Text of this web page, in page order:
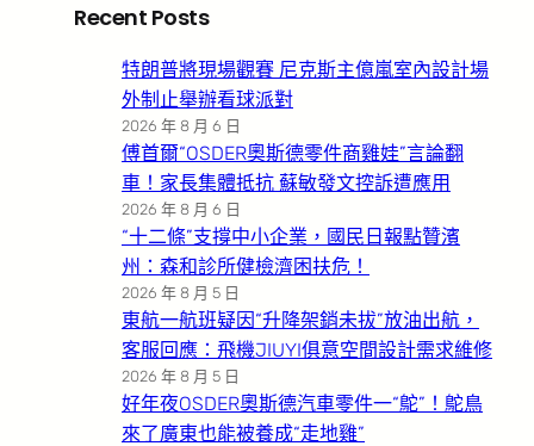
Recent Posts
特朗普將現場觀賽 尼克斯主億嵐室內設計場
外制止舉辦看球派對
2026 年 8 月 6 日
傅首爾“OSDER奧斯德零件商雞娃”言論翻
車！家長集體抵抗 蘇敏發文控訴遭應用
2026 年 8 月 6 日
“十二條”支撐中小企業，國民日報點贊濱
州：森和診所健檢濟困扶危！
2026 年 8 月 5 日
東航一航班疑因“升降架銷未拔”放油出航，
客服回應：飛機JIUYI俱意空間設計需求維修
2026 年 8 月 5 日
好年夜OSDER奧斯德汽車零件一“鴕”！鴕鳥
來了廣東也能被養成“走地雞”